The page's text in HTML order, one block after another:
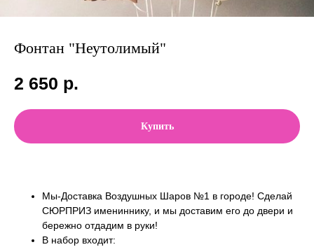
Фонтан "Неутолимый"
2 650 р.
Купить
Мы-Доставка Воздушных Шаров №1 в городе! Сделай
СЮРПРИЗ имениннику, и мы доставим его до двери и
бережно отдадим в руки!
В набор входит: